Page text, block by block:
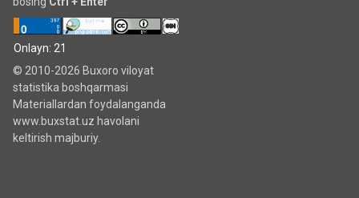
Onlayn: 21
© 2010-2026 Buxoro viloyat
statistika boshqarmasi
Materiallardan foydalanganda
www.buxstat.uz havolani
keltirish majburiy.